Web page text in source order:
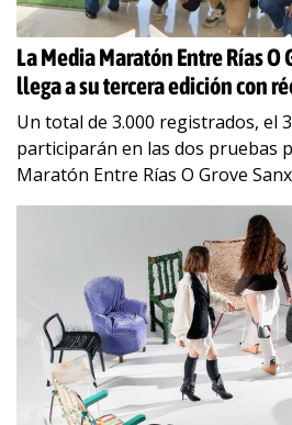
La Media Maratón Entre Rías O
llega a su tercera edición con
Un total de 3.000 registrados, el
participarán en las dos pruebas
Maratón Entre Rías O Grove